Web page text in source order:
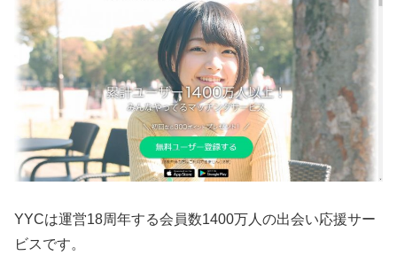
YYCは運営18周年する会員数1400万人の出会い応援サー
ビスです。